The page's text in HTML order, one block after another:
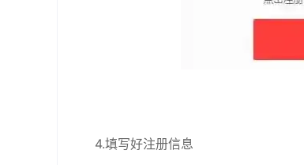
4.填写好注册信息